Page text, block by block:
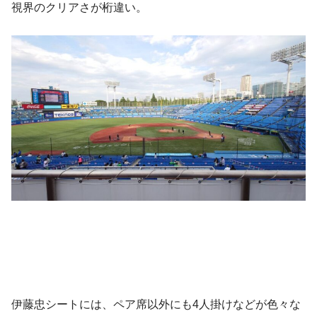
視界のクリアさが桁違い。
伊藤忠シートには、ペア席以外にも4人掛けなどが色々な